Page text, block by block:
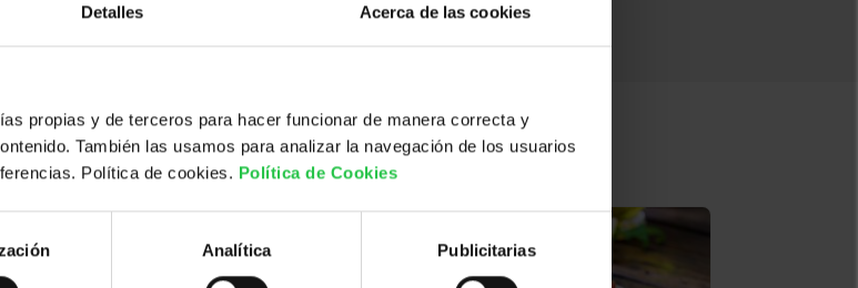
Detalles Acerca de las cookies
propias y de terceros para hacer funcionar de manera correcta y
También las usamos para analizar la navegación de los usuarios
Política de cookies. Política de Cookies
Analítica Publicitarias